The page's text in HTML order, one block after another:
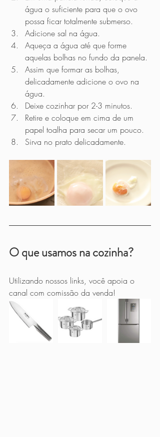
água o suficiente para que o ovo
possa ficar totalmente submerso.
Adicione sal na água.
Aqueça a água até que forme
aquelas bolhas no fundo da panela.
Assim que formar as bolhas,
delicadamente adicione o ovo na
água.
Deixe cozinhar por 2-3 minutos.
Retire e coloque em cima de um
papel toalha para secar um pouco.
Sirva no prato delicadamente.
O que usamos na cozinha?
Utilizando nossos links, você apoia o
canal com comissão da venda!